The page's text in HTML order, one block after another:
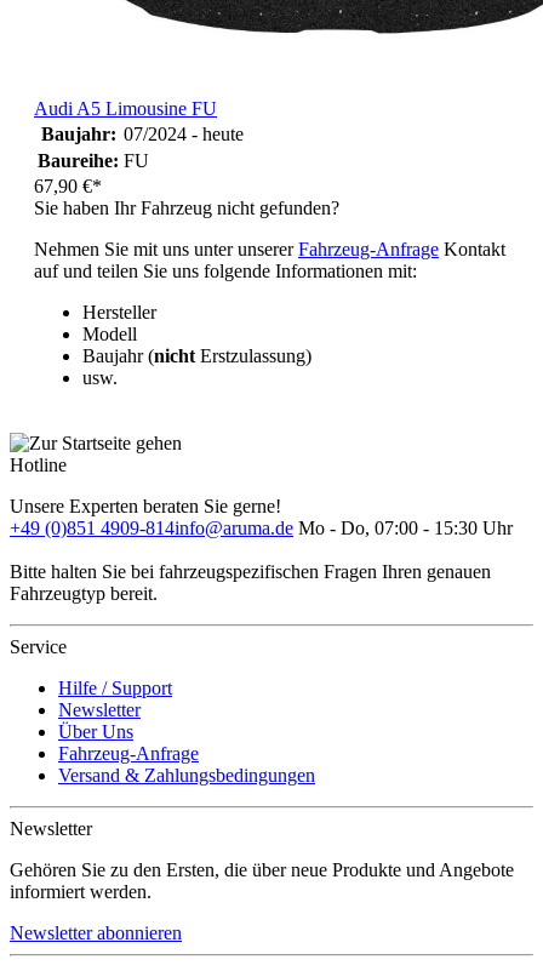
Audi A5 Limousine FU
Baujahr: 07/2024 - heute
Baureihe: FU
67,90 €*
Sie haben Ihr Fahrzeug nicht gefunden?
Nehmen Sie mit uns unter unsererFahrzeug-Anfrage Kontakt
auf und teilen Sie uns folgende Informationen mit:
Hersteller
Modell
Baujahr (nicht Erstzulassung)
usw.
Hotline
Unsere Experten beraten Sie gerne!
+49 (0)851 4909-814info@aruma.de Mo - Do, 07:00 - 15:30 Uhr
Bitte halten Sie bei fahrzeugspezifischen Fragen Ihren genauen
Fahrzeugtyp bereit.
Service
Hilfe / Support
Newsletter
Über Uns
Fahrzeug-Anfrage
Versand & Zahlungsbedingungen
Newsletter
Gehören Sie zu den Ersten, die über neue Produkte und Angebote
informiert werden.
Newsletter abonnieren